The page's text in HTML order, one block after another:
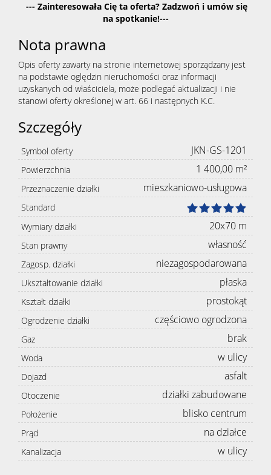
--- Zainteresowała Cię ta oferta? Zadzwoń i umów się
na spotkanie!---
Nota prawna
Opis oferty zawarty na stronie internetowej sporządzany jest
na podstawie oględzin nieruchomości oraz informacji
uzyskanych od właściciela, może podlegać aktualizacji i nie
stanowi oferty określonej w art. 66 i następnych K.C.
Szczegóły
Symbol oferty JKN-GS-1201
Powierzchnia 1 400,00 m²
Przeznaczenie działki mieszkaniowo-usługowa
Standard
Wymiary działki
20x70 m
Stan prawny własność
Zagosp. działki niezagospodarowana
Ukształtowanie działki płaska
Kształt działki prostokąt
Ogrodzenie działki częściowo ogrodzona
Gaz brak
Woda w ulicy
Dojazd asfalt
Otoczenie działki zabudowane
Położenie blisko centrum
Prąd na działce
Kanalizacja w ulicy